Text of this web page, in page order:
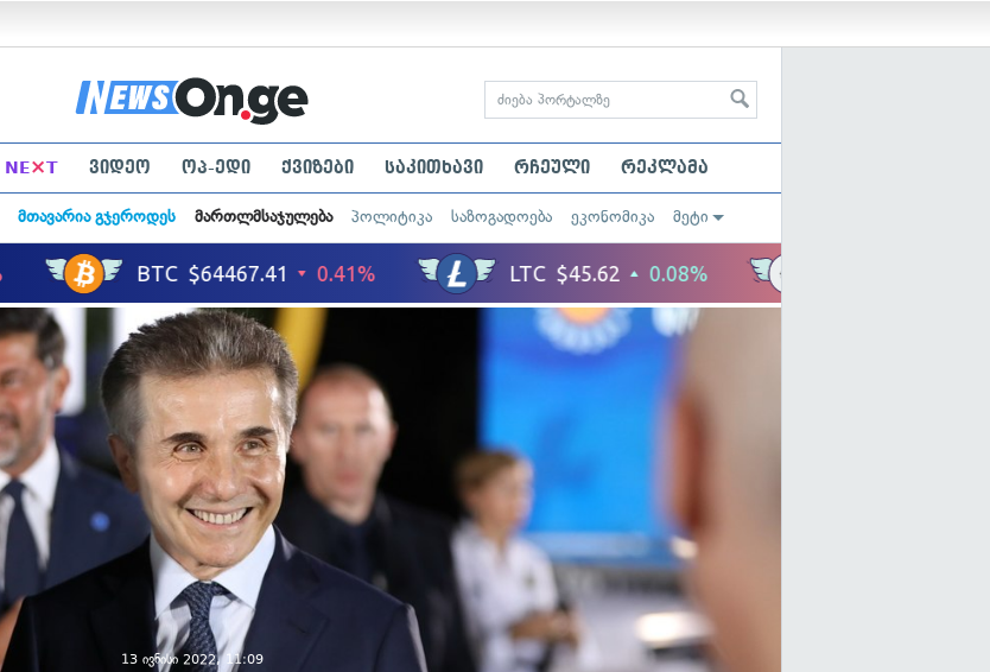
NE×T ვიდეო ოპ-ედი ქვიზები საკითხავი რჩეული რეკლამა
მთავარია გჯეროდეს მართლმსაჯულება პოლიტიკა საზოგადოება ეკონომიკა მეტი
13 ივნისი 2022, 11:09